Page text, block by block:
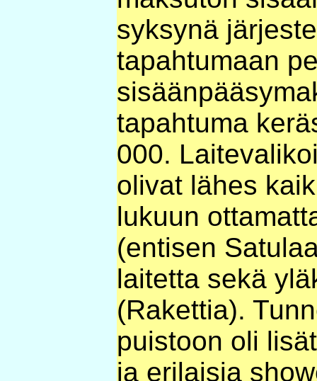
syksynä
tapahtumaan
tapahtuma
000.
olivat lähes
lukuun
(entisen
laitetta sekä
(Rakettia).
puistoon oli
ja erilaisia